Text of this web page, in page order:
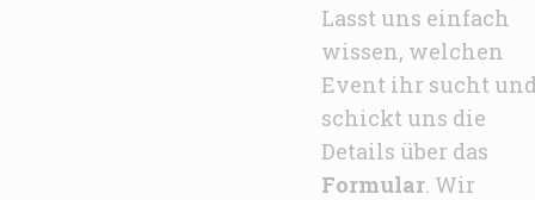
Lasst uns einfach
wissen, welchen
Event ihr sucht
schickt uns die
Details über das
Formular. Wir